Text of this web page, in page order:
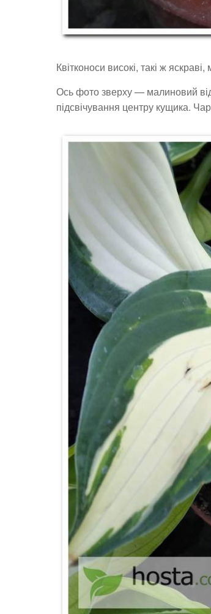
Квітконоси високі, такі ж
Ось фото зверху — малиновий
підсвічування центру кущика.